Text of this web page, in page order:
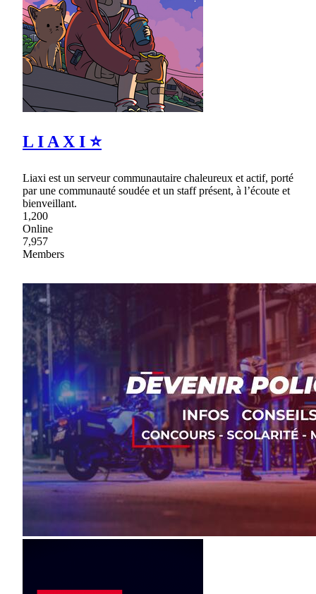
L I A X I ⭐
Liaxi est un serveur communautaire chaleureux et actif, porté
par une communauté soudée et un staff présent, à l’écoute et
bienveillant.
1,200
Online
7,957
Members